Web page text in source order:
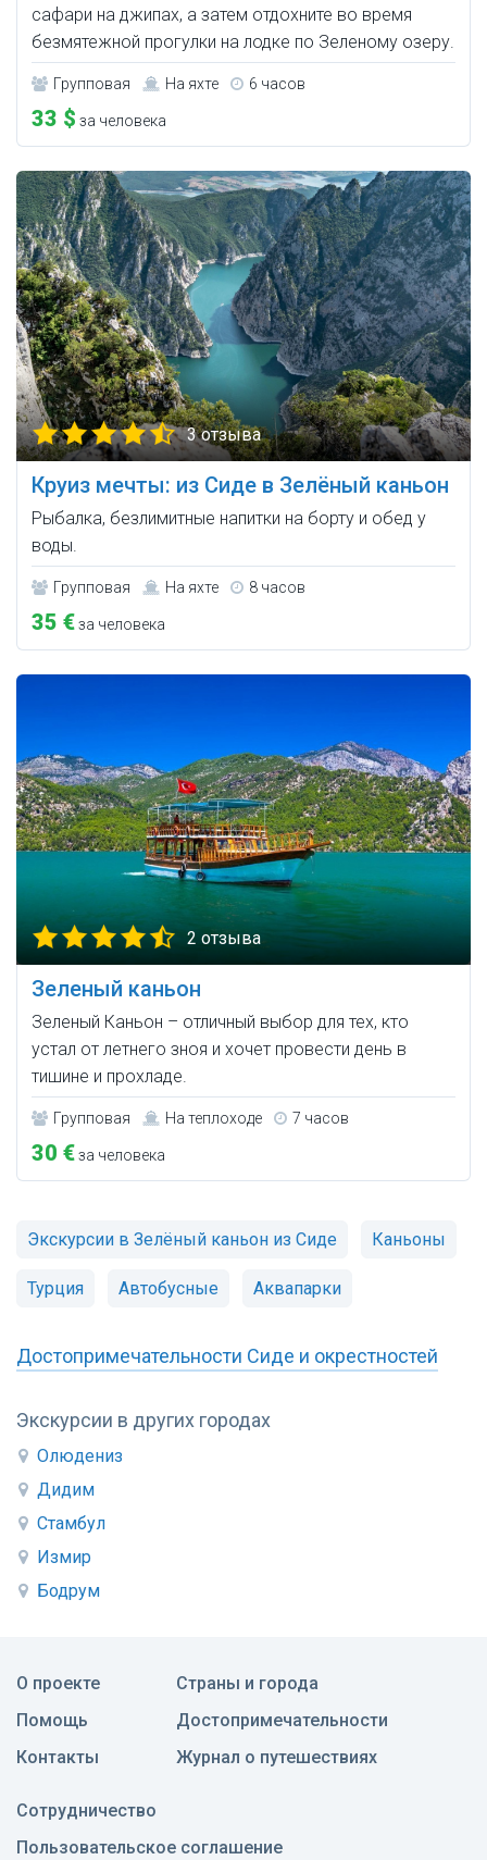
Экскурсии в других городах
Олюдениз
Дидим
Стамбул
Измир
Бодрум
сафари на джипах, а затем отдохните во время
безмятежной прогулки на лодке по Зеленому озеру.
Групповая На яхте 6 часов
33 $ за человека
3 отзыва
Круиз мечты: из Сиде в Зелёный каньон
Рыбалка, безлимитные напитки на борту и обед у
воды.
Групповая На яхте 8 часов
35 €за человека
2 отзыва
Зеленый каньон
Зеленый Каньон – отличный выбор для тех, кто
устал от летнего зноя и хочет провести день в
тишине и прохладе.
Групповая На теплоходе 7 часов
30 €за человека
Экскурсии в Зелёный каньон из Сиде Каньоны
Турция Автобусные Аквапарки
Достопримечательности Сиде и окрестностей
О проекте
Помощь
Контакты
Страны и города
Достопримечательности
Журнал о путешествиях
Сотрудничество
Пользовательское соглашение